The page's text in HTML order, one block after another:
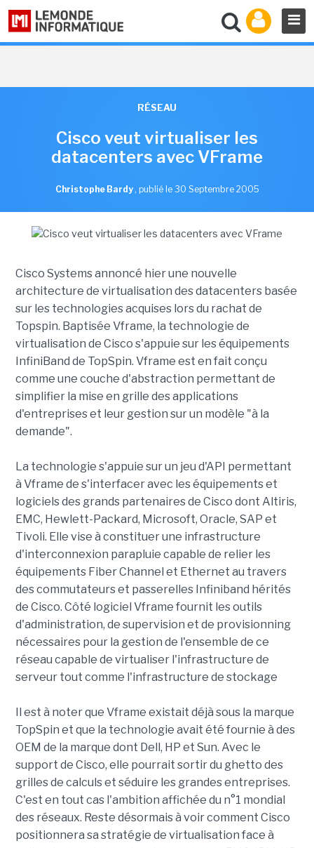
RÉSEAU
Cisco veut virtualiser les
datacenters avec VFrame
Christophe Bardy , publié le 30 Septembre 2005
Cisco Systems annoncé hier une nouvelle
architecture de virtualisation des datacenters basée
sur les technologies acquises lors du rachat de
Topspin. Baptisée Vframe, la technologie de
virtualisation de Cisco s'appuie sur les équipements
InfiniBand de TopSpin. Vframe est en fait conçu
comme une couche d'abstraction permettant de
simplifier la mise en grille des applications
d'entreprises et leur gestion sur un modèle "à la
demande".
La technologie s'appuie sur un jeu d'API permettant
à Vframe de s'interfacer avec les équipements et
logiciels des grands partenaires de Cisco dont Altiris,
EMC, Hewlett-Packard, Microsoft, Oracle, SAP et
Tivoli. Elle vise à constituer une infrastructure
d'interconnexion parapluie capable de relier les
équipements Fiber Channel et Ethernet au travers
des commutateurs et passerelles Infiniband hérités
de Cisco. Côté logiciel Vframe fournit les outils
d'administration, de supervision et de provisionning
nécessaires pour la gestion de l'ensemble de ce
réseau capable de virtualiser l'infrastructure de
serveur tout comme l'infrastructure de stockage
Il est à noter que Vframe existait déjà sous la marque
TopSpin et que la technologie avait été fournie à des
OEM de la marque dont Dell, HP et Sun. Avec le
support de Cisco, elle pourrait sortir du ghetto des
grilles de calculs et séduire les grandes entreprises.
C'est en tout cas l'ambition affichée du n°1 mondial
des réseaux. Reste désormais à voir comment Cisco
positionnera sa stratégie de virtualisation face à